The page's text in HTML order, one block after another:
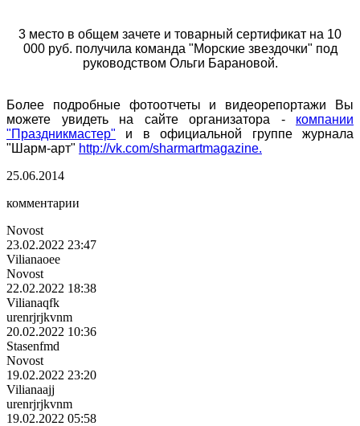
3 место в общем зачете и товарный сертификат на 10
000 руб. получила команда "Морские звездочки" под
руководством Ольги Барановой.
Более подробные фотоотчеты и видеорепортажи Вы
можете увидеть на сайте организатора - компании
"Праздникмастер" и в официальной группе журнала
"Шарм-арт" http://vk.com/sharmartmagazine.
25.06.2014
комментарии
Novost
23.02.2022 23:47
Vilianaoee
Novost
22.02.2022 18:38
Vilianaqfk
urenrjrjkvnm
20.02.2022 10:36
Stasenfmd
Novost
19.02.2022 23:20
Vilianaajj
urenrjrjkvnm
19.02.2022 05:58